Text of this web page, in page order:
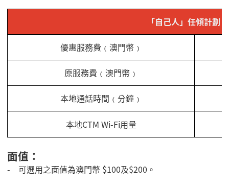
「自己人」任傾計劃
優惠服務費﹙澳門幣﹚
原服務費﹙澳門幣﹚
本地通話時間﹙分鐘﹚
本地CTM Wi-Fi用量
面值：
- 可選用之面值為澳門幣 $100及$200 。